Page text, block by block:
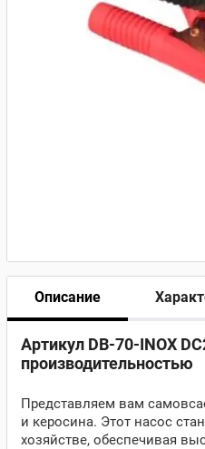
Описание
Артикул DB-70-INOX
производительностью
Представляем вам
и керосина. Этот насос
хозяйстве, обеспечивая